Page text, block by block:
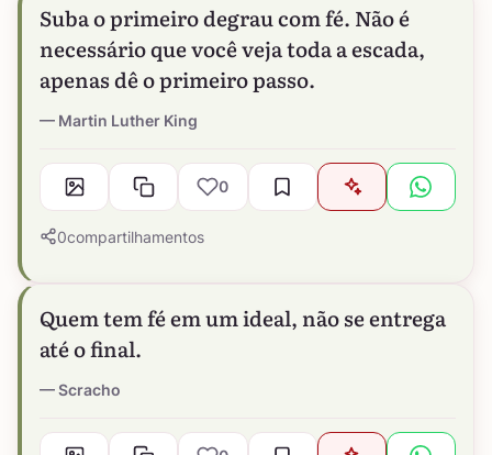
Suba o primeiro degrau com fé. Não é
necessário que você veja toda a escada,
apenas dê o primeiro passo.
Martin Luther King
0
0compartilhamentos
Quem tem fé em um ideal, não se entrega
até o final.
Scracho